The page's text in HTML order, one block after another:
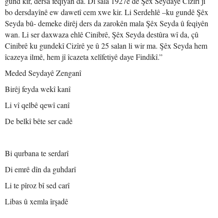
bo dersdayînê ew dawetî cem xwe kir. Li Serdehlê –ku gundê Şêx
Seyda bû- demeke dirêj ders da zarokên mala Şêx Seyda û feqiyên
wan. Li ser daxwaza ehlê Cinibrê, Şêx Seyda destûra wî da, çû
Cinibrê ku gundekî Cizîrê ye û 25 salan li wir ma. Şêx Seyda hem
îcazeya ilmê, hem jî îcazeta xelîfetiyê daye Findikî.”
Meded Seydayê Zenganî
Birêj feyda wekî kanî
Li vî qelbê qewî canî
De belkî bête ser cadê
Bi qurbana te serdarî
Di emrê dîn da guhdarî
Li te pîroz bî sed carî
Libas û xemla îrşadê